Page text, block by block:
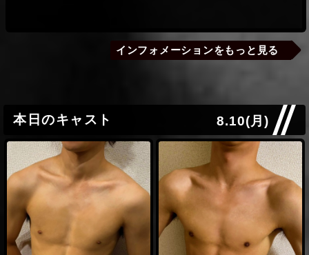
ンで大満足でした…！
入るのだろうか…」 と不安になるくらいです
（笑） 自前のSM道具を使ってくれたり、 毎回違
2026.02.17 スグル様
タイプすぎてずっと緊張していました。 優しく甘
えさせてくれたり、いじめられたりして楽しかっ
たし、初めての経験ばかりで忘れられない時間を
過ごさせて頂きました！ めちゃくちゃに掘られた
時は普段味わえていない感覚に困惑しながらも凄
い喘いじゃいましたね 自分に自信が持てない俺に
でもずっと勃ってくれて嬉しかったです。 東京な
かなか来れないけど、もう会いたい気持ちでいっ
ぱいになってます！ 次会えるまで、色々鍛えてき
ます！ありがとうございました！
もっと見る
インフォメーションをもっと見る
本日のキャスト 8.10(月)